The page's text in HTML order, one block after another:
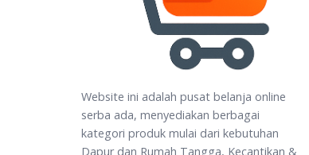
Website ini adalah pusat belanja online
serba ada, menyediakan berbagai
kategori produk mulai dari kebutuhan
Dapur dan Rumah Tangga, Kecantikan &